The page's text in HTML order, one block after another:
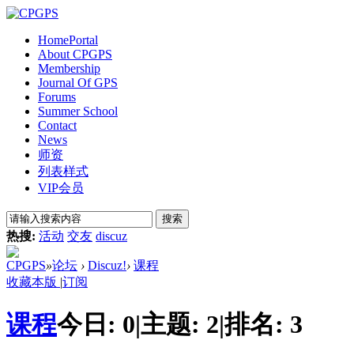
HomePortal
About CPGPS
Membership
Journal Of GPS
Forums
Summer School
Contact
News
师资
列表样式
VIP会员
搜索
热搜: 活动 交友 discuz
CPGPS»论坛 › Discuz!› 课程
收藏本版 |订阅
课程今日: 0|主题: 2|排名: 3